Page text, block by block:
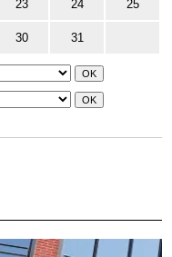
23 24 25
30 31